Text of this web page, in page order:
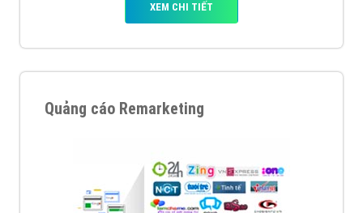
XEM CHI TIẾT
Quảng cáo Remarketing